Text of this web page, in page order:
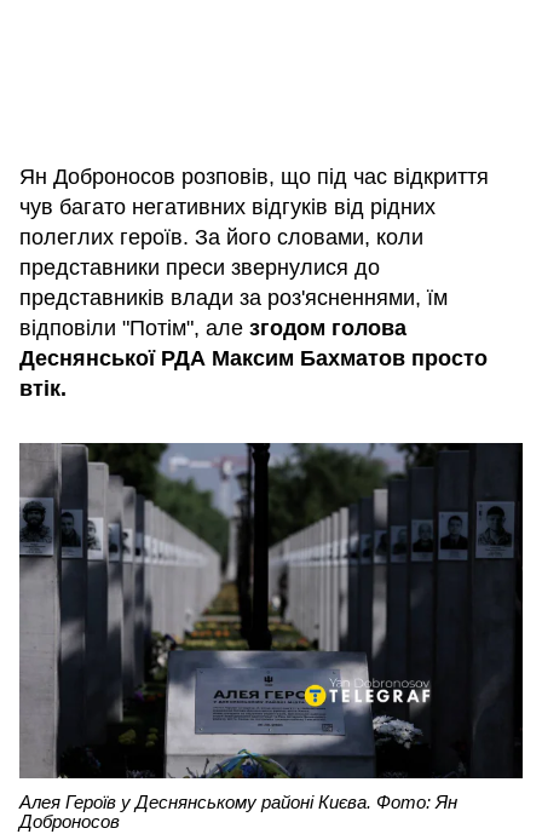
Ян Доброносов розповів, що під час відкриття
чув багато негативних відгуків від рідних
полеглих героїв. За його словами, коли
представники преси звернулися до
представників влади за роз'ясненнями, їм
відповіли "Потім", але згодом голова
Деснянської РДА Максим Бахматов просто
втік.
Алея Героїв у Деснянському районі Києва. Фото: Ян
Доброносов